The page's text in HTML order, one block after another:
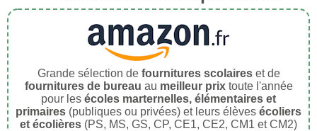
Grande sélection de fournitures scolaireset de
fournitures de bureau au meilleur prixtoute l'année
pour les écoles marternelles, élémentaires et
primaires (publiques ou privées) et leurs élèves écoliers
et écolières (PS, MS, GS, CP, CE1, CE2, CM1 et CM2)